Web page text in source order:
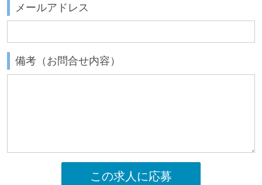
メールアドレス
備考（お問合せ内容）
この求人に応募